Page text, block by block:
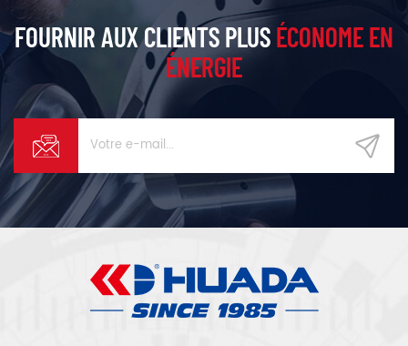
FOURNIR AUX CLIENTS PLUSÉCONOME EN
ÉNERGIE